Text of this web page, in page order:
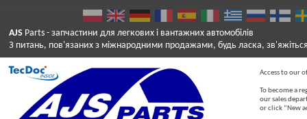
AJS Parts - запчастини для легкових і вантажних автомобілів
З питань, пов'язаних з міжнародними продажами, будь ласка,
Access to our
To become a
our sales
or click “New